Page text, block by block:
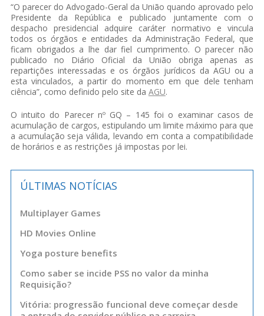
“O parecer do Advogado-Geral da União quando aprovado pelo
Presidente da República e publicado juntamente com o
despacho presidencial adquire caráter normativo e vincula
todos os órgãos e entidades da Administração Federal, que
ficam obrigados a lhe dar fiel cumprimento. O parecer não
publicado no Diário Oficial da União obriga apenas as
repartições interessadas e os órgãos jurídicos da AGU ou a
esta vinculados, a partir do momento em que dele tenham
ciência”, como definido pelo site da AGU.
O intuito do Parecer nº GQ – 145 foi o examinar casos de
acumulação de cargos, estipulando um limite máximo para que
a acumulação seja válida, levando em conta a compatibilidade
de horários e as restrições já impostas por lei.
ÚLTIMAS NOTÍCIAS
Multiplayer Games
HD Movies Online
Yoga posture benefits
Como saber se incide PSS no valor da minha
Requisição?
Vitória: progressão funcional deve começar desde